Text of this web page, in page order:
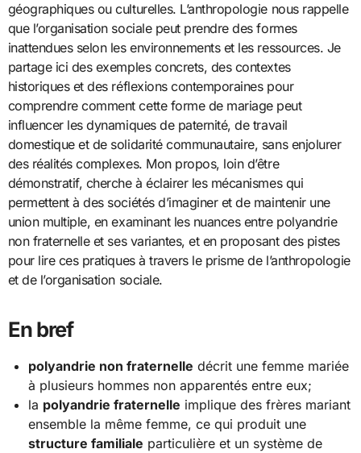
géographiques ou culturelles. L’anthropologie nous rappelle
que l’organisation sociale peut prendre des formes
inattendues selon les environnements et les ressources. Je
partage ici des exemples concrets, des contextes
historiques et des réflexions contemporaines pour
comprendre comment cette forme de mariage peut
influencer les dynamiques de paternité, de travail
domestique et de solidarité communautaire, sans enjolurer
des réalités complexes. Mon propos, loin d’être
démonstratif, cherche à éclairer les mécanismes qui
permettent à des sociétés d’imaginer et de maintenir une
union multiple, en examinant les nuances entre polyandrie
non fraternelle et ses variantes, et en proposant des pistes
pour lire ces pratiques à travers le prisme de l’anthropologie
et de l’organisation sociale.
En bref
polyandrie non fraternelle décrit une femme mariée
à plusieurs hommes non apparentés entre eux;
la polyandrie fraternelle implique des frères mariant
ensemble la même femme, ce qui produit une
structure familiale particulière et un système de